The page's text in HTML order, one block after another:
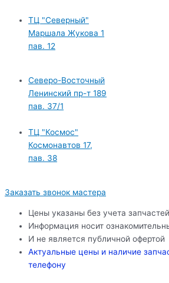
ТЦ "Северный"
Маршала Жукова 1
пав. 12
Северо-Восточный
Ленинский пр-т 189
пав. 37/1
ТЦ "Космос"
Космонавтов 17,
пав. 38
Заказать звонок мастера
Цены указаны без учета запчастей
Информация носит
И не является публичной офертой
Актуальные цены и наличие
телефону